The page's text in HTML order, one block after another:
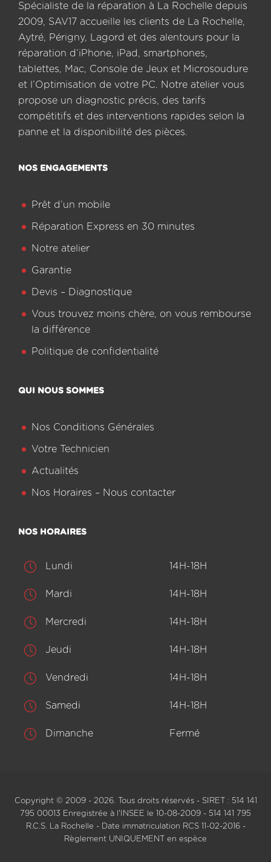
Spécialiste de la réparation à La Rochelle depuis
2009, SAV17 accueille les clients de La Rochelle,
Aytré, Périgny, Lagord et des alentours pour la
réparation d’iPhone, iPad, smartphones,
tablettes, Mac, Console de Jeux et Microsoudure
et l’Optimisation de votre PC. Notre atelier vous
propose un diagnostic précis, des tarifs
compétitifs et des interventions rapides selon la
panne et la disponibilité des pièces.
NOS ENGAGEMENTS
Prêt d’un mobile
Réparation Express en 30 minutes
Notre atelier
Garantie
Devis – Diagnostique
Vous trouvez moins chère, on vous rembourse
la différence
Politique de confidentialité
QUI NOUS SOMMES
Nos Conditions Générales
Votre Technicien
Actualités
Nos Horaires – Nous contacter
NOS HORAIRES
Lundi 14H-18H
Mardi 14H-18H
Mercredi 14H-18H
Jeudi 14H-18H
Vendredi 14H-18H
Samedi 14H-18H
Dimanche Fermé
Copyright © 2009 - 2026. Tous droits réservés - SIRET : 514 141
795 00013 Enregistrée à l'INSEE le 10-08-2009 - 514 141 795
R.C.S. La Rochelle - Date immatriculation RCS 11-02-2016 -
Règlement UNIQUEMENT en espèce